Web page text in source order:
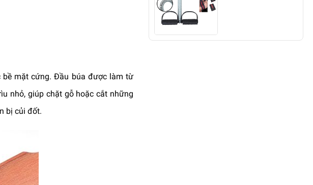
bề mặt cứng. Đầu búa được làm từ
nhỏ, giúp chặt gỗ hoặc cắt những
bị củi đốt.